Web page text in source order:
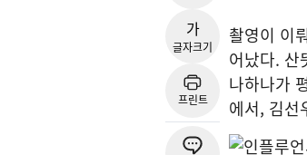
가
글자크기
프린트
촬영이 이
어났다. 산
나하나가
에서, 김선